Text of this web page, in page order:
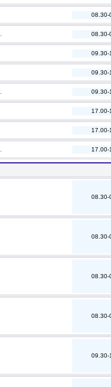
08.30-
08.30-
09.30-
09.30-
09.30-
17.00-
17.00-
17.00-
08.30-
08.30-
08.30-
08.30-
09.30-